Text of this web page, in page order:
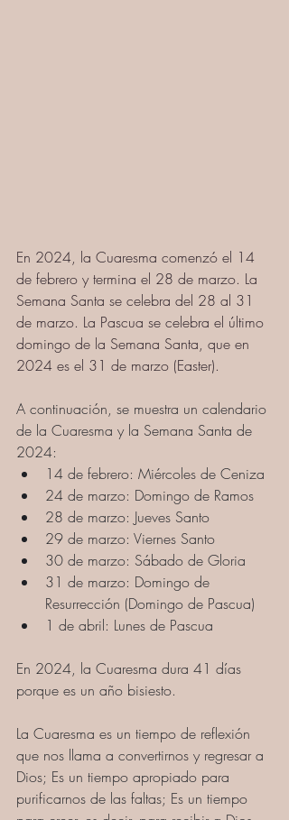
En 2024, la Cuaresma comenzó el 14
de febrero y termina el 28 de marzo. La
Semana Santa se celebra del 28 al 31
de marzo. La Pascua se celebra el último
domingo de la Semana Santa, que en
2024 es el 31 de marzo (Easter).
A continuación, se muestra un calendario
de la Cuaresma y la Semana Santa de
2024:
14 de febrero: Miércoles de Ceniza
24 de marzo: Domingo de Ramos
28 de marzo: Jueves Santo
29 de marzo: Viernes Santo
30 de marzo: Sábado de Gloria
31 de marzo: Domingo de
Resurrección (Domingo de Pascua)
1 de abril: Lunes de Pascua
En 2024, la Cuaresma dura 41 días
porque es un año bisiesto.
La Cuaresma es un tiempo de reflexión
que nos llama a convertirnos y regresar a
Dios; Es un tiempo apropiado para
purificarnos de las faltas; Es un tiempo